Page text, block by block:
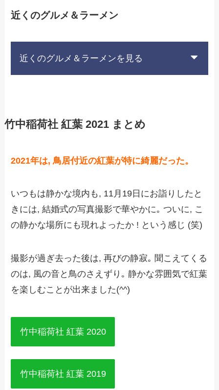
近くのグルメ＆ラーメン
近くのグルメ＆ラーメンを見る
竹中稲荷社 紅葉 2021 まとめ
2021年は, 鳥居付近の紅葉が特に綺麗だった。
いつもは静かな境内も, 11月19日にお詣りしたと
きには, 結婚式の写真撮影で華やかに｡ ついに, こ
の静かな場所にも現れよったか ! という感じ (笑)
撮影が過ぎ去った後は, 再びの静寂｡ 聞こえてくる
のは, 風の音と鳥のさえずり｡ 静かな雰囲気で紅葉
を楽しむことが出来ました(^^)
竹中稲荷社 紅葉 2020
竹中稲荷社 紅葉 2019